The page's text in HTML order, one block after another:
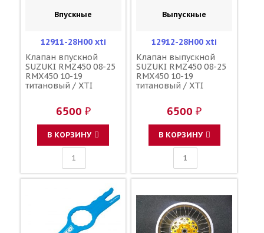
Впускные
12911-28H00 xti
Клапан впускной
SUZUKI RMZ450 08-25
RMX450 10-19
титановый / XTI
6500 ₽
В КОРЗИНУ
Выпускные
12912-28H00 xti
Клапан выпускной
SUZUKI RMZ450 08-25
RMX450 10-19
титановый / XTI
6500 ₽
В КОРЗИНУ